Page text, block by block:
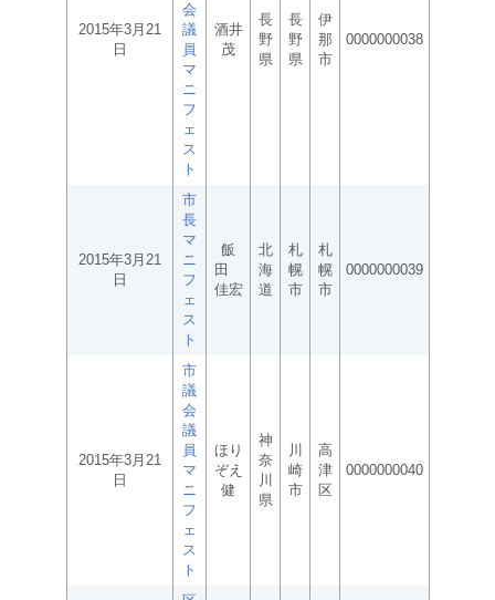
2015年3月21
日
会
議
員
マ
ニ
フ
ェ
ス
ト
酒井
茂
長
野
県
長
野
県
伊
那
市
0000000038
2015年3月21
日
市
長
マ
ニ
フ
ェ
ス
ト
飯
田
佳宏
北
海
道
札
幌
市
札
幌
市
0000000039
2015年3月21
日
市
議
会
議
員
マ
ニ
フ
ェ
ス
ト
ほり
ぞえ
健
神
奈
川
県
川
崎
市
高
津
区
0000000040